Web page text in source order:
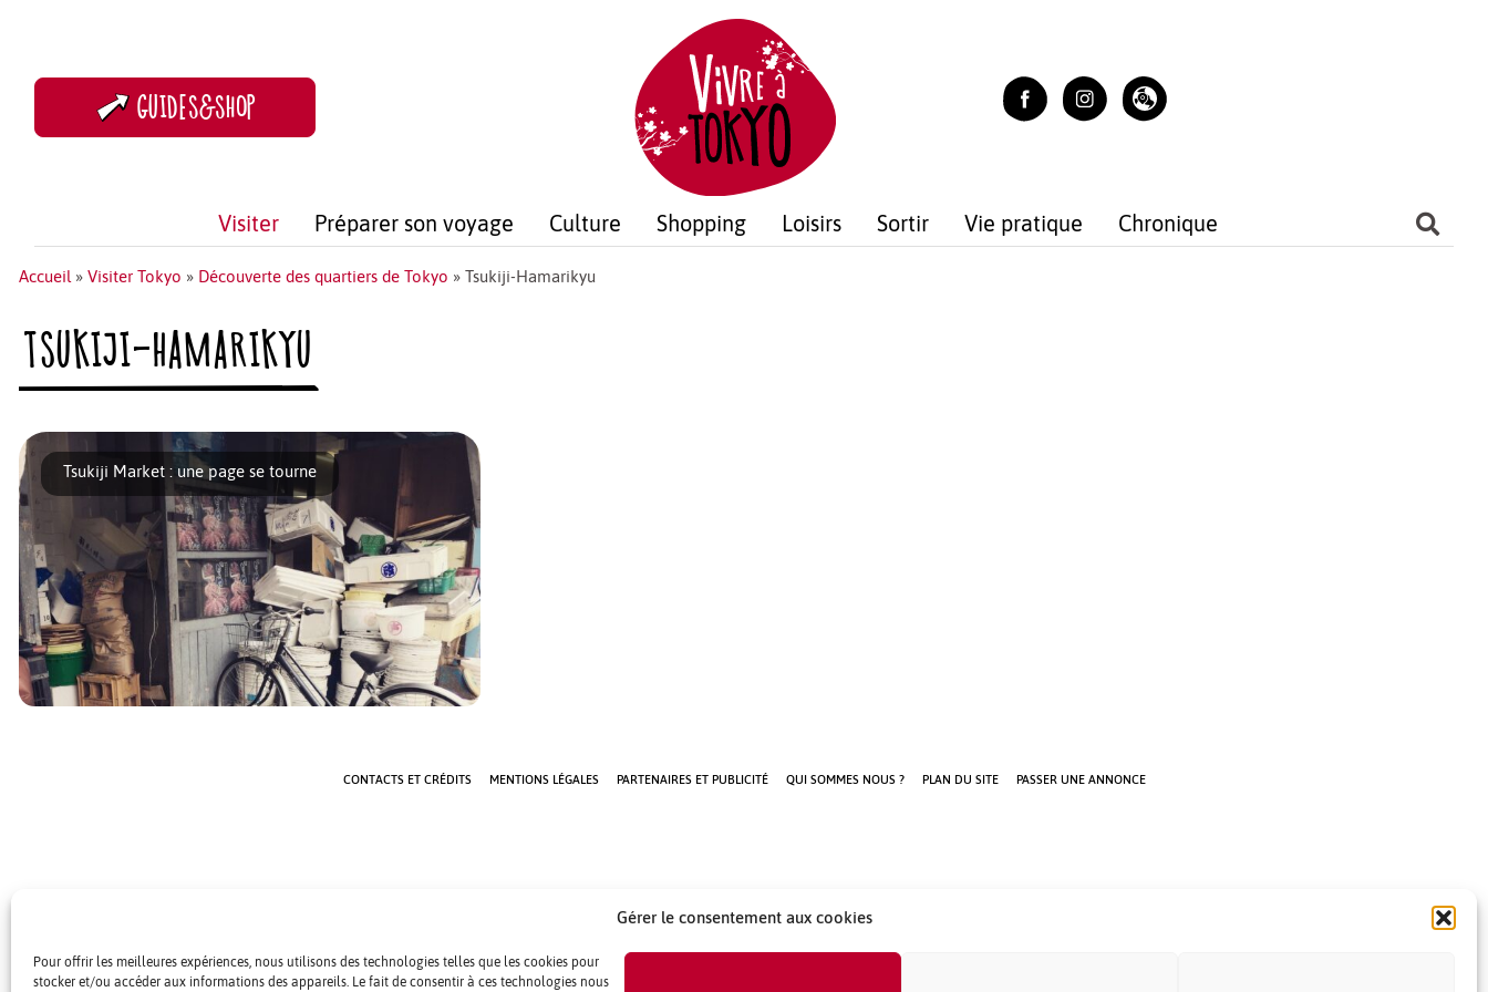
Gérer le consentement aux cookies
Pour offrir les meilleures expériences, nous utilisons des technologies telles que les cookies pour
stocker et/ou accéder aux informations des appareils. Le fait de consentir à ces technologies nous
GUIDES&SHOP
Visiter Préparer son voyage Culture Shopping Loisirs Sortir Vie pratique Chronique
Accueil » Visiter Tokyo » Découverte des quartiers de Tokyo » Tsukiji-Hamarikyu
TSUKIJI-HAMARIKYU
Tsukiji Market : une page se tourne
CONTACTS ET CRÉDITS MENTIONS LÉGALES PARTENAIRES ET PUBLICITÉ QUI SOMMES NOUS ? PLAN DU SITE PASSER UNE ANNONCE